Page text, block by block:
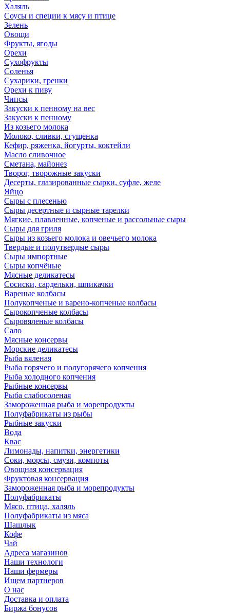
Халяль
Соусы и специи к мясу и птице
Зелень
Овощи
Фрукты, ягоды
Орехи
Сухофрукты
Соленья
Сухарики, гренки
Орехи к пиву
Чипсы
Закуски к пенному на вес
Закуски к пенному
Из козьего молока
Молоко, сливки, сгущенка
Кефир, ряженка, йогурты, коктейли
Масло сливочное
Сметана, майонез
Творог, творожные закуски
Десерты, глазированные сырки, суфле, желе
Яйцо
Сыры с плесенью
Сыры десертные и сырные тарелки
Мягкие, плавленные, копченые и рассольные сыры
Сыры для гриля
Сыры из козьего молока и овечьего молока
Твердые и полутвердые сыры
Сыры импортные
Сыры копчёные
Мясные деликатесы
Сосиски, сардельки, шпикачки
Вареные колбасы
Полукопченые и варено-копченые колбасы
Сырокопченые колбасы
Сыровяленые колбасы
Сало
Мясные консервы
Морские деликатесы
Рыба вяленая
Рыба горячего и полугорячего копчения
Рыба холодного копчения
Рыбные консервы
Рыба слабосоленая
Замороженная рыба и морепродукты
Полуфабрикаты из рыбы
Рыбные закуски
Вода
Квас
Лимонады, напитки, энергетики
Соки, морсы, смузи, компоты
Овощная консервация
Фруктовая консервация
Замороженная рыба и морепродукты
Полуфабрикаты
Мясо, птица, халяль
Полуфабрикаты из мяса
Шашлык
Кофе
Чай
Адреса магазинов
Наши технологи
Наши фермеры
Ищем партнеров
О нас
Доставка и оплата
Биржа бонусов